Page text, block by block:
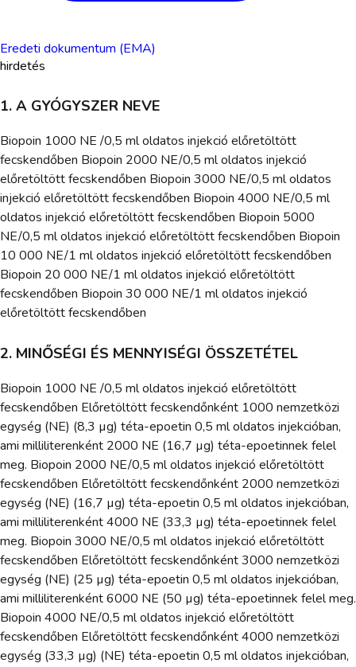
Eredeti dokumentum (EMA)
hirdetés
1. A GYÓGYSZER NEVE
Biopoin 1000 NE /0,5 ml oldatos injekció előretöltött
fecskendőben Biopoin 2000 NE/0,5 ml oldatos injekció
előretöltött fecskendőben Biopoin 3000 NE/0,5 ml oldatos
injekció előretöltött fecskendőben Biopoin 4000 NE/0,5 ml
oldatos injekció előretöltött fecskendőben Biopoin 5000
NE/0,5 ml oldatos injekció előretöltött fecskendőben Biopoin
10 000 NE/1 ml oldatos injekció előretöltött fecskendőben
Biopoin 20 000 NE/1 ml oldatos injekció előretöltött
fecskendőben Biopoin 30 000 NE/1 ml oldatos injekció
előretöltött fecskendőben
2. MINŐSÉGI ÉS MENNYISÉGI ÖSSZETÉTEL
Biopoin 1000 NE /0,5 ml oldatos injekció előretöltött
fecskendőben Előretöltött fecskendőnként 1000 nemzetközi
egység (NE) (8,3 µg) téta-epoetin 0,5 ml oldatos injekcióban,
ami milliliterenként 2000 NE (16,7 µg) téta-epoetinnek felel
meg. Biopoin 2000 NE/0,5 ml oldatos injekció előretöltött
fecskendőben Előretöltött fecskendőnként 2000 nemzetközi
egység (NE) (16,7 µg) téta-epoetin 0,5 ml oldatos injekcióban,
ami milliliterenként 4000 NE (33,3 µg) téta-epoetinnek felel
meg. Biopoin 3000 NE/0,5 ml oldatos injekció előretöltött
fecskendőben Előretöltött fecskendőnként 3000 nemzetközi
egység (NE) (25 µg) téta-epoetin 0,5 ml oldatos injekcióban,
ami milliliterenként 6000 NE (50 µg) téta-epoetinnek felel meg.
Biopoin 4000 NE/0,5 ml oldatos injekció előretöltött
fecskendőben Előretöltött fecskendőnként 4000 nemzetközi
egység (33,3 µg) (NE) téta-epoetin 0,5 ml oldatos injekcióban,